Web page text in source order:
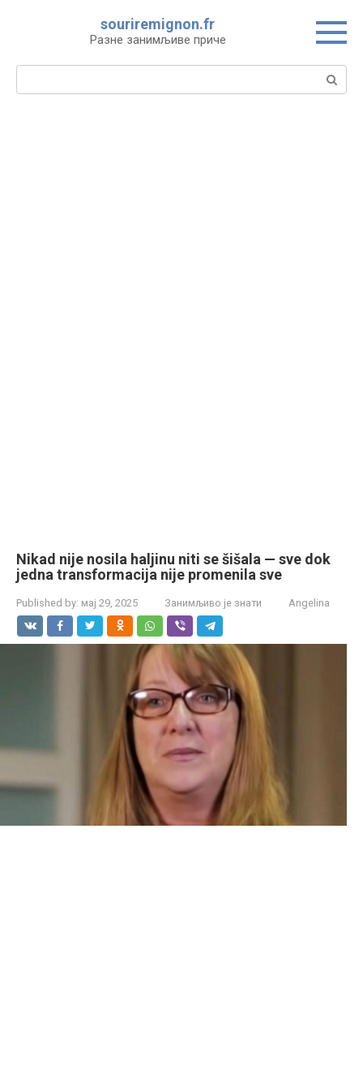
souriremignon.fr
Разне занимљиве приче
Search:
Nikad nije nosila haljinu niti se šišala — sve dok
jedna transformacija nije promenila sve
Published by: мај 29, 2025 Занимљиво је знати Angelina